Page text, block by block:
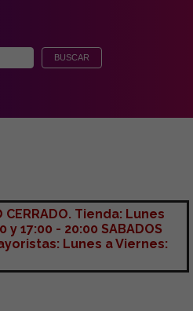
CERRADO. Tienda: Lunes
y 17:00 - 20:00 SABADOS
Lunes a Viernes: